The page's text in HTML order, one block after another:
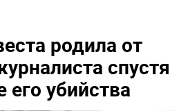
родила от
спустя
его убийства